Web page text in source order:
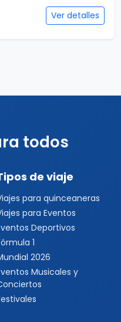
Ver detalles
todos
de viaje
para quinceaneras
para Eventos
Deportivos
1
2026
Musicales y